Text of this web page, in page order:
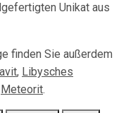
Unikat aus
finden Sie außerdem
, Libysches
Meteorit.